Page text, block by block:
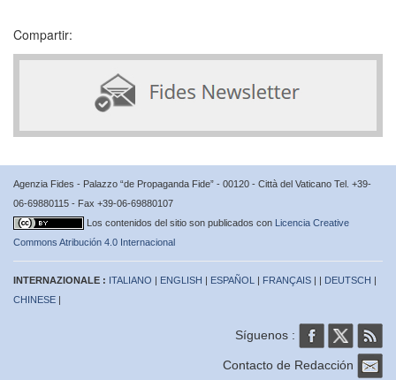
Compartir:
Agenzia Fides - Palazzo “de Propaganda Fide” - 00120 - Città del Vaticano Tel. +39-
06-69880115 - Fax +39-06-69880107
Los contenidos del sitio son publicados con Licencia Creative
Commons Atribución 4.0 Internacional
INTERNAZIONALE : ITALIANO | ENGLISH | ESPAÑOL | FRANÇAIS | | DEUTSCH |
CHINESE |
Síguenos :
Contacto de Redacción